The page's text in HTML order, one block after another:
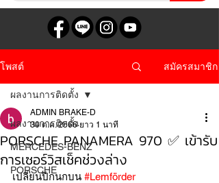
โพสต์ สมัครสมาชิก
ผลงานการติดตั้ง
MERCEDES-BENZ
PORSCHE
ผลงานการติดตั้ง
PORSCHE PANAMERA 970 ✅ เข้ารับ
การเซอร์วิสเช็คช่วงล่าง
ADMIN BRAKE-D
30 ต.ค. 2566 ยาว 1 นาที
เปลี่ยนปีกนกบน #Lemförder